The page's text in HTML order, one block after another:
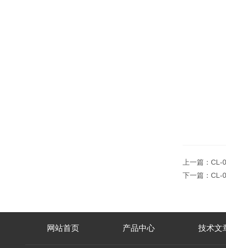
上一篇： CL-
下一篇： CL-
网站首页 产品中心 技术文